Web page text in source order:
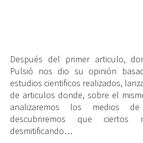
Después del primer articulo,
Pulsió nos dio su opinión
estudios cientificos realizados,
de articulos donde, sobre el
analizaremos los medios
descubriremos que
desmitificando…